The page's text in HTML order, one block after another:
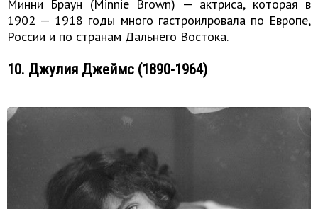
Минни Браун (Minnie Brown) — актриса, которая в
1902 — 1918 годы много гастроилровала по Европе,
России и по странам Дальнего Востока.
10. Джулия Джеймс (1890-1964)